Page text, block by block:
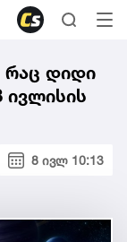
რაც დიდი
ივლისის
8 ივლ 10:13